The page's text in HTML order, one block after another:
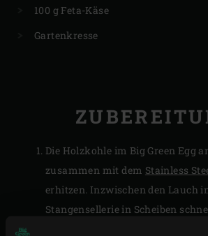
100 g Feta-Käse
Gartenkresse
Die Holzkohle im Big Green Egg
zusammen mit dem Stainless
erhitzen. Inzwischen den Lauch
Stangensellerie in Scheiben
Knollensellerie schälen und in